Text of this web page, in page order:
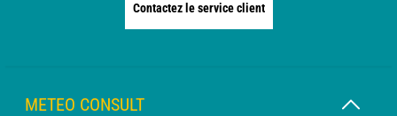
Contactez le service client
METEO CONSULT